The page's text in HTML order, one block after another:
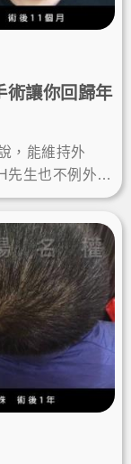
術讓你回歸年
，能維持外
先生也不例外，
植髮成果讓他